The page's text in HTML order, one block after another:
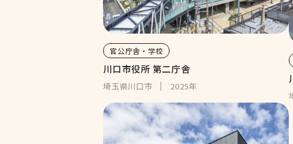
官公庁舎・学校
川口市役所 第二庁舎
埼玉県川口市 2025年